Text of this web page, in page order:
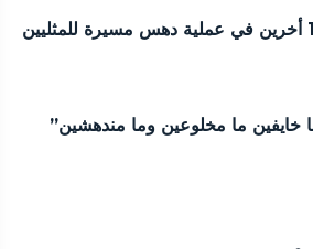
مقتل شخص وإصابة 16 أخرين في عملية دهس مسيرة للمثليين
خايفين ما مخلوعين وما مندهشين”